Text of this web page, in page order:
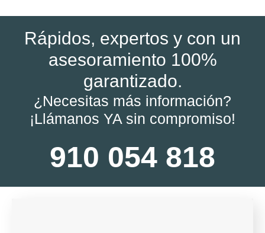
Rápidos, expertos y con un
asesoramiento 100%
garantizado.
¿Necesitas más información?
¡Llámanos YA sin compromiso!
910 054 818